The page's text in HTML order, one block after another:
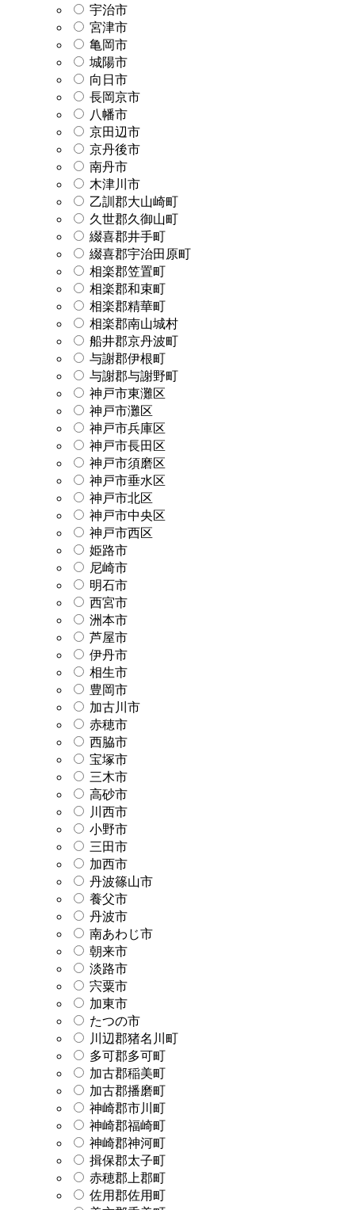
宇治市
宮津市
亀岡市
城陽市
向日市
長岡京市
八幡市
京田辺市
京丹後市
南丹市
木津川市
乙訓郡大山崎町
久世郡久御山町
綴喜郡井手町
綴喜郡宇治田原町
相楽郡笠置町
相楽郡和束町
相楽郡精華町
相楽郡南山城村
船井郡京丹波町
与謝郡伊根町
与謝郡与謝野町
神戸市東灘区
神戸市灘区
神戸市兵庫区
神戸市長田区
神戸市須磨区
神戸市垂水区
神戸市北区
神戸市中央区
神戸市西区
姫路市
尼崎市
明石市
西宮市
洲本市
芦屋市
伊丹市
相生市
豊岡市
加古川市
赤穂市
西脇市
宝塚市
三木市
高砂市
川西市
小野市
三田市
加西市
丹波篠山市
養父市
丹波市
南あわじ市
朝来市
淡路市
宍粟市
加東市
たつの市
川辺郡猪名川町
多可郡多可町
加古郡稲美町
加古郡播磨町
神崎郡市川町
神崎郡福崎町
神崎郡神河町
揖保郡太子町
赤穂郡上郡町
佐用郡佐用町